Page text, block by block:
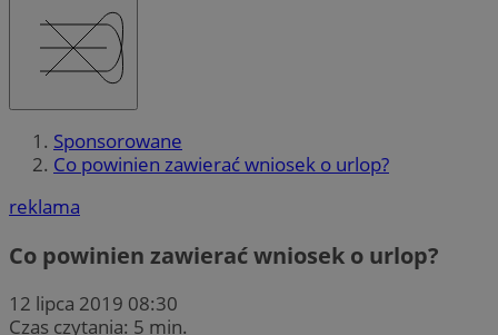
Sponsorowane
Co powinien zawierać wniosek o urlop?
reklama
Co powinien zawierać wniosek o urlop?
12 lipca 2019 08:30
Czas czytania: 5 min.